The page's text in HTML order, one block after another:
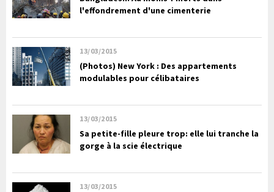
l'effondrement d'une cimenterie
13/03/2015
(Photos) New York : Des appartements
modulables pour célibataires
13/03/2015
Sa petite-fille pleure trop: elle lui tranche la
gorge à la scie électrique
13/03/2015